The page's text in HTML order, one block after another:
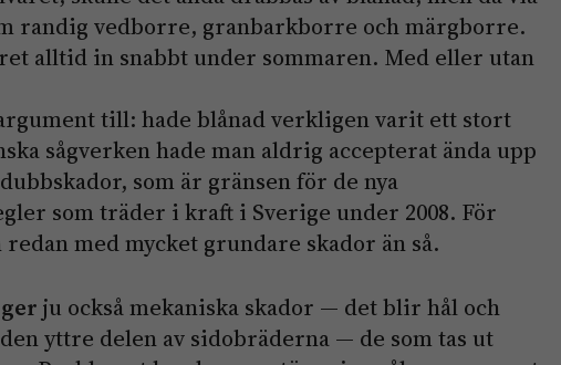
randig vedborre, granbarkborre och märgborre.
alltid in snabbt under sommaren. Med eller utan
till: hade blånad verkligen varit ett stort
sågverken hade man aldrig accepterat ända upp
som är gränsen för de nya
som träder i kraft i Sverige under 2008. För
med mycket grundare skador än så.
ju också mekaniska skador — det blir hål och
yttre delen av sidobräderna — de som tas ut